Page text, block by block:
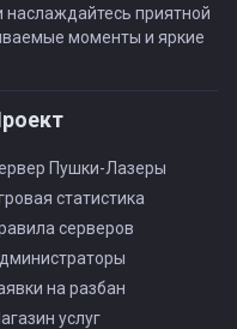
наслаждайтесь приятной
моменты и яркие
Пушки-Лазеры
статистика
серверов
на разбан
услуг